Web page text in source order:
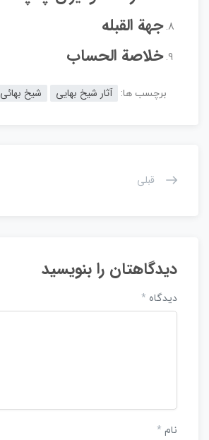
جهة القبله
خلاصة الحساب
برچسب ها: آثار شیخ بهایی شیخ بهائی
قبلی
دیدگاهتان را بنویسید
دیدگاه *
نام *